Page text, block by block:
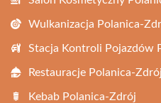
Wulkanizacja Polanica-
Stacja Kontroli Pojazdów
Restauracje Polanica-Zdrój
Kebab Polanica-Zdrój